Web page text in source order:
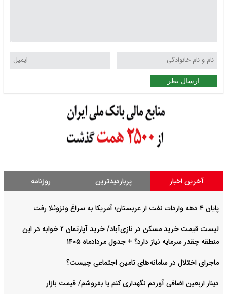
ارسال نظر
آخرین اخبار پربازدیدترین روزنامه
پایان ۴ دهه واردات نفت از عربستان؛ آمریکا به سراغ ونزوئلا رفت
لیست قیمت خرید مسکن در نازی‌آباد/ خرید آپارتمان ۲ خوابه در این
منطقه چقدر سرمایه نیاز دارد؟ + جدول مردادماه ۱۴۰۵
ماجرای اختلال در سامانه‌های تامین اجتماعی چیست؟
دینار اربعین اضافی آوردم نگهداری کنم یا بفروشم/ قیمت بازار